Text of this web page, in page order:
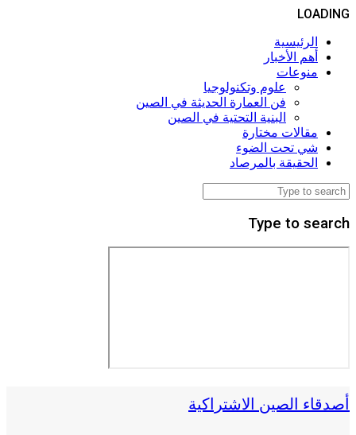
LOADING
الرئيسية
أهم الأخبار
منوعات
علوم وتكنولوجيا
فن العمارة الحديثة في الصين
البنية التحتية في الصين
مقالات مختارة
شي تحت الضوء
الحقيقة بالمرصاد
Type to search
أصدقاء الصين الاشتراكية